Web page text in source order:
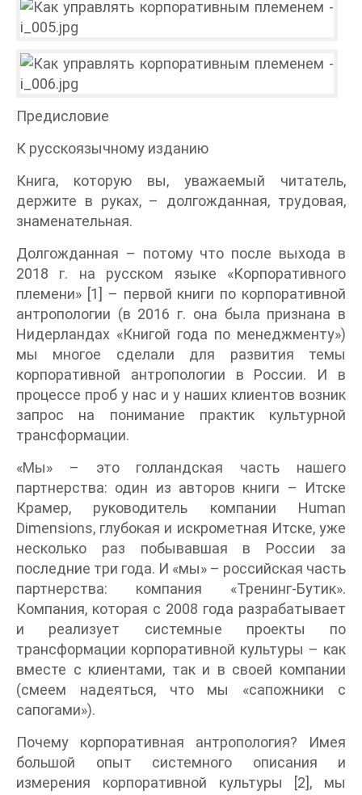
Предисловие
К русскоязычному изданию
Книга, которую вы, уважаемый читатель,
держите в руках, – долгожданная, трудовая,
знаменательная.
Долгожданная – потому что после выхода в
2018 г. на русском языке «Корпоративного
племени» [1] – первой книги по корпоративной
антропологии (в 2016 г. она была признана в
Нидерландах «Книгой года по менеджменту»)
мы многое сделали для развития темы
корпоративной антропологии в России. И в
процессе проб у нас и у наших клиентов возник
запрос на понимание практик культурной
трансформации.
«Мы» – это голландская часть нашего
партнерства: один из авторов книги – Итске
Крамер, руководитель компании Human
Dimensions, глубокая и искрометная Итске, уже
несколько раз побывавшая в России за
последние три года. И «мы» – российская часть
партнерства: компания «Тренинг-Бутик».
Компания, которая с 2008 года разрабатывает
и реализует системные проекты по
трансформации корпоративной культуры – как
вместе с клиентами, так и в своей компании
(смеем надеяться, что мы «сапожники с
сапогами»).
Почему корпоративная антропология? Имея
большой опыт системного описания и
измерения корпоративной культуры [2], мы